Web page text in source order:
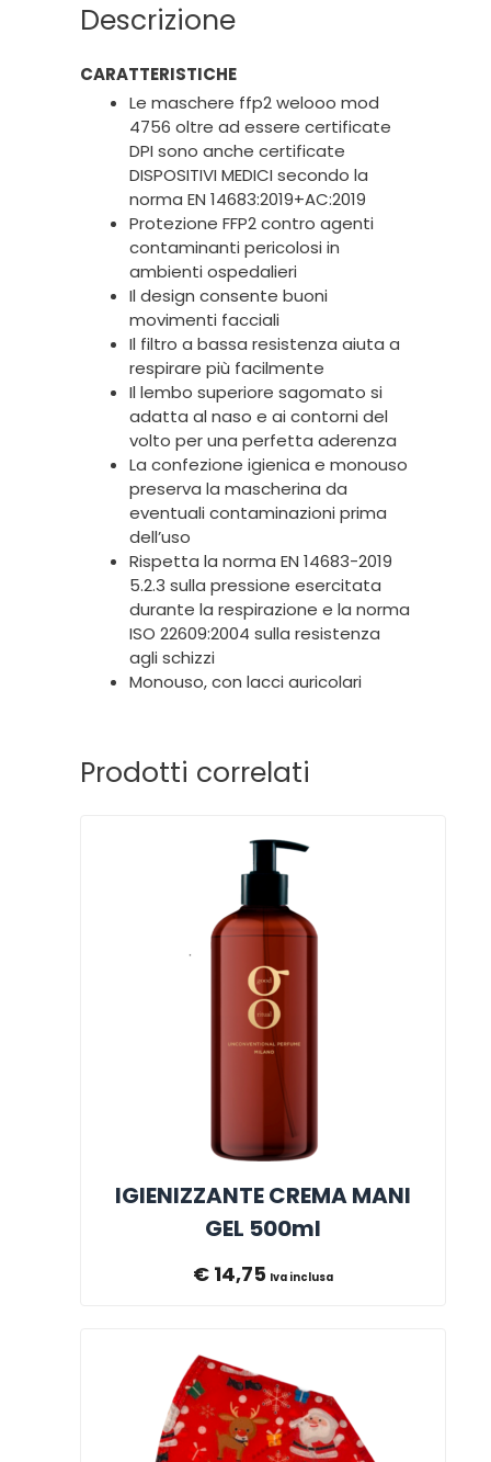
Descrizione
CARATTERISTICHE
Le maschere ffp2 welooo mod
4756 oltre ad essere certificate
DPI sono anche certificate
DISPOSITIVI MEDICI secondo la
norma EN 14683:2019+AC:2019
Protezione FFP2 contro agenti
contaminanti pericolosi in
ambienti ospedalieri
Il design consente buoni
movimenti facciali
Il filtro a bassa resistenza aiuta a
respirare più facilmente
Il lembo superiore sagomato si
adatta al naso e ai contorni del
volto per una perfetta aderenza
La confezione igienica e monouso
preserva la mascherina da
eventuali contaminazioni prima
dell’uso
Rispetta la norma EN 14683-2019
5.2.3 sulla pressione esercitata
durante la respirazione e la norma
ISO 22609:2004 sulla resistenza
agli schizzi
Monouso, con lacci auricolari
Prodotti correlati
IGIENIZZANTE CREMA MANI
GEL 500ml
€ 14,75 Iva inclusa